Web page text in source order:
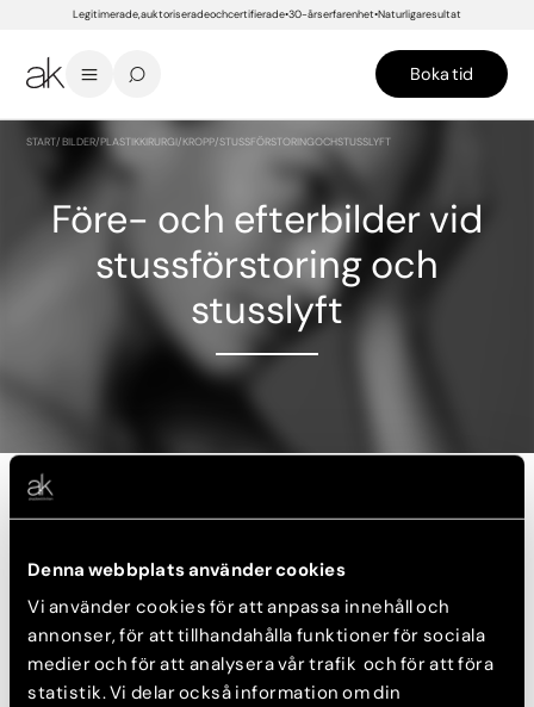
Denna webbplats använder cookies
Vi använder cookies för att anpassa innehåll och
annonser, för att tillhandahålla funktioner för sociala
medier och för att analysera vår trafik och för att föra
statistik. Vi delar också information om din
Legitimerade, auktoriserade och certifierade 30-års erfarenhet Naturliga resultat
Boka tid
START/BILDER/PLASTIKKIRURGI/KROPP/STUSSFÖRSTORING OCH STUSSLYFT
Före- och efterbilder vid
stussförstoring och
stusslyft
FÖRE EFTER